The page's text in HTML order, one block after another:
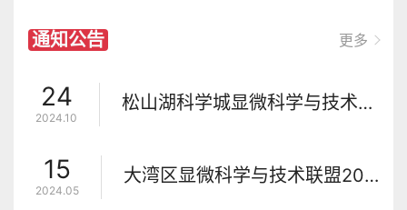
通知公告 更多
24
2024.10
松山湖科学城显微科学与技术开放基金2024年度课题申请指南
15
2024.05
大湾区显微科学与技术联盟2024夏季论坛会议通知